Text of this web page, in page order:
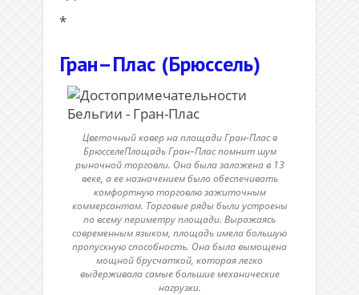
*
Гран–Плас (Брюссель)
Цветочный ковер на площади Гран-Плас в
БрюсселеПлощадь Гран–Плас помнит шум
рыночной торговли. Она была заложена в 13
веке, а ее назначением было обеспечивать
комфортную торговлю зажиточным
коммерсантам. Торговые ряды были устроены
по всему периметру площади. Выражаясь
современным языком, площадь имела большую
пропускную способность. Она была вымощена
мощной брусчаткой, которая легко
выдерживала самые большие механические
нагрузки.